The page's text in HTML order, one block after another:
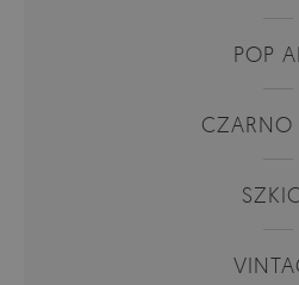
POP
CZARNO